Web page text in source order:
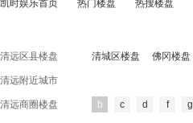
凯时娱乐首页 热门楼盘 热搜楼盘
清远区县楼盘 清城区楼盘 佛冈楼盘
清远附近城市
清远商圈楼盘 b c d f g